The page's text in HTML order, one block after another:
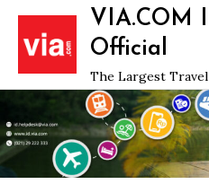
Skip
content
VIA.COM
Official
The Largest Travel